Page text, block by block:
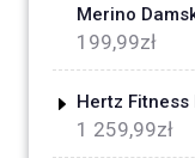
Merino
199,99zł
Hertz Fitness
1 259,99zł